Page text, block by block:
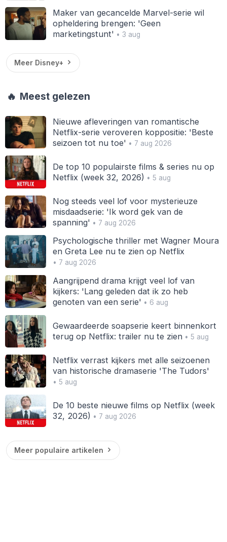
Maker van gecancelde Marvel-serie wil
opheldering brengen: 'Geen
marketingstunt' • 3 aug
Meer Disney+
🔥 Meest gelezen
Nieuwe afleveringen van romantische
Netflix-serie veroveren koppositie: 'Beste
seizoen tot nu toe' • 7 aug 2026
De top 10 populairste films & series nu op
Netflix (week 32, 2026) • 5 aug
Nog steeds veel lof voor mysterieuze
misdaadserie: 'Ik word gek van de
spanning' • 7 aug 2026
Psychologische thriller met Wagner Moura
en Greta Lee nu te zien op Netflix
• 7 aug 2026
Aangrijpend drama krijgt veel lof van
kijkers: 'Lang geleden dat ik zo heb
genoten van een serie' • 6 aug
Gewaardeerde soapserie keert binnenkort
terug op Netflix: trailer nu te zien• 5 aug
Netflix verrast kijkers met alle seizoenen
van historische dramaserie 'The Tudors'
• 5 aug
De 10 beste nieuwe films op Netflix (week
32, 2026) • 7 aug 2026
Meer populaire artikelen